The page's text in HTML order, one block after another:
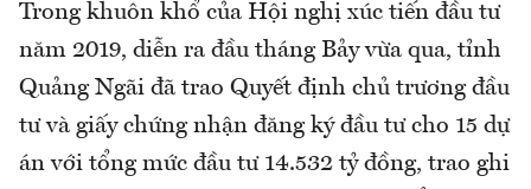
Trong khuôn khổ của Hội nghị xúc tiến đầu tư
năm 2019, diễn ra đầu tháng Bảy vừa qua, tỉnh
Quảng Ngãi đã trao Quyết định chủ trương đầu
tư và giấy chứng nhận đăng ký đầu tư cho 15 dự
án với tổng mức đầu tư 14.532 tỷ đồng, trao ghi